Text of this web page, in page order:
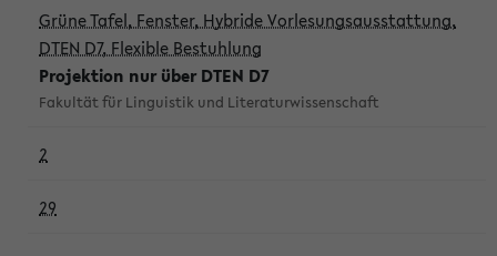
Grüne Tafel, Fenster, Hybride Vorlesungsausstattung,
DTEN D7, Flexible Bestuhlung
Projektion nur über DTEN D7
Fakultät für Linguistik und Literaturwissenschaft
2
29